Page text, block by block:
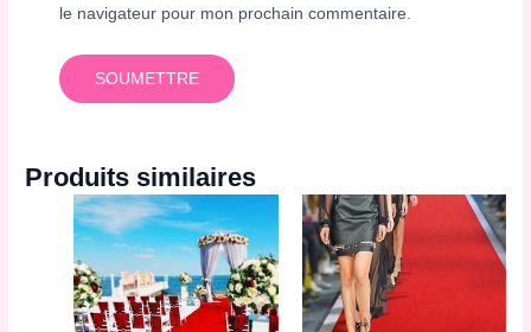
le navigateur pour mon prochain commentaire.
Produits similaires